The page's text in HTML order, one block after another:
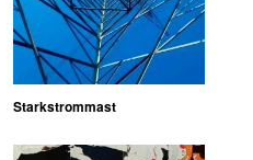
Starkstrommast